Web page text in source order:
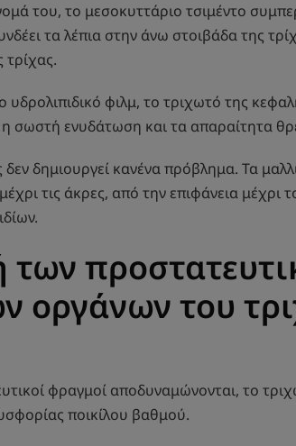
του, το μεσοκυττάριο τσιμέντο
τα λέπια στην άνω στοιβάδα της
τρίχας.
φιλμ, το τριχωτό της
σωστή ενυδάτωση και τα απαραίτητα
δημιουργεί κανένα πρόβλημα. Τα
τις άκρες, από την επιφάνεια
των
οργάνων του
φραγμοί αποδυναμώνονται, το
ποικίλου βαθμού.